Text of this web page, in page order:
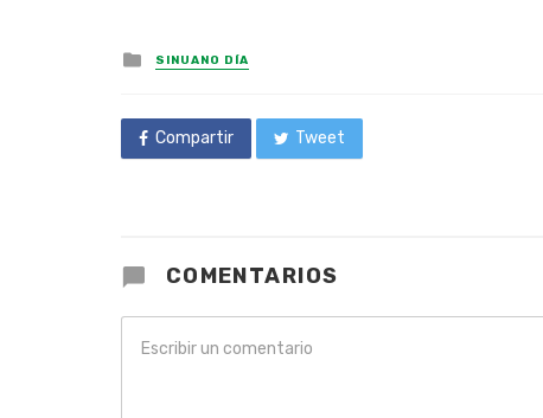
Posted
in
SINUANO DÍA
Compartir Tweet
COMENTARIOS